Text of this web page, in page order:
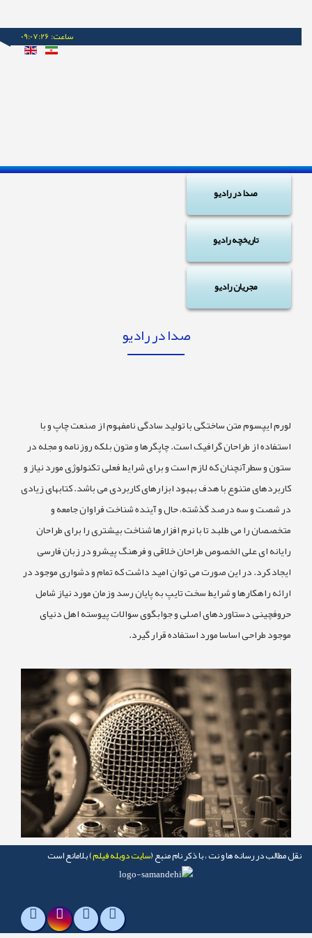
09:07:26
صدا در رادیو
تاریخچه رادیو
مجریان راديو
صدا در رادیو
ایپسوم متن ساختگی با تولید سادگی نامفهوم از صنعت چاپ و با
از طراحان گرافیک است. چاپگرها و متون بلکه روزنامه و مجله در
و سطرآنچنان که لازم است و برای شرایط فعلی تکنولوژی مورد نیاز و
متنوع با هدف بهبود ابزارهای کاربردی می باشد. کتابهای زیادی
شصت و سه درصد گذشته، حال و آینده شناخت فراوان جامعه و
را می طلبد تا با نرم افزارها شناخت بیشتری را برای طراحان
ای علی الخصوص طراحان خلاقی و فرهنگ پیشرو در زبان فارسی
کرد. در این صورت می توان امید داشت که تمام و دشواری موجود در
راهکارها و شرایط سخت تایپ به پایان رسد وزمان مورد نیاز شامل
دستاوردهای اصلی و جوابگوی سوالات پیوسته اهل دنیای
طراحی اساسا مورد استفاده قرار گیرد.
در رسانه ها و نت ، با ذکر نام منبع (سایت دوبله فیلم) بلامانع است